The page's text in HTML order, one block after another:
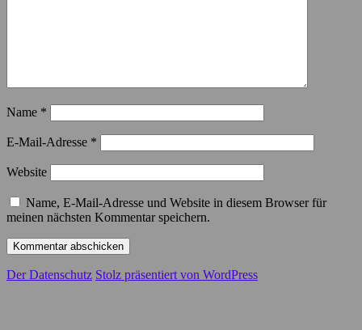
Name *
E-Mail-Adresse *
Website
Name, E-Mail-Adresse und Website in diesem Browser für
meinen nächsten Kommentar speichern.
Der Datenschutz Stolz präsentiert von WordPress